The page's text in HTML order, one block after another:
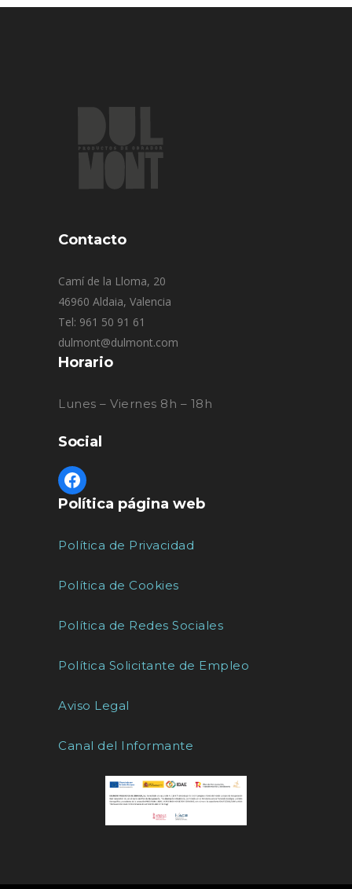
Contacto
Camí de la Lloma, 20
46960 Aldaia, Valencia
Tel: 961 50 91 61
dulmont@dulmont.com
Horario
Lunes – Viernes 8h – 18h
Social
Política página web
Política de Privacidad
Política de Cookies
Política de Redes Sociales
Política Solicitante de Empleo
Aviso Legal
Canal del Informante